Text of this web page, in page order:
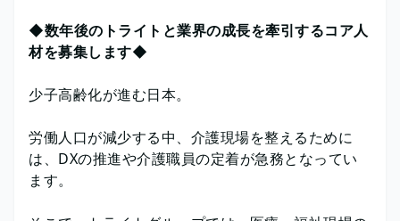
◆数年後のトライトと業界の成長を牽引するコア人
材を募集します◆
少子高齢化が進む日本。
労働人口が減少する中、介護現場を整えるために
は、DXの推進や介護職員の定着が急務となってい
ます。